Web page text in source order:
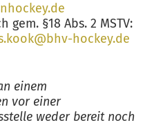
§18 Abs. 2 MSTV:
hockey.de
einem
vor einer
weder bereit noch